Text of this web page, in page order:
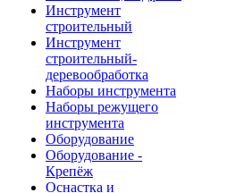
Инструмент
строительный
Инструмент
строительный-
деревообработка
Наборы инструмента
Наборы режущего
инструмента
Оборудование
Оборудование -
Крепёж
Оснастка и